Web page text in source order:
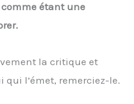
étant une
la critique et
qui l’émet, remerciez-le.